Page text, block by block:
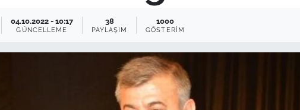
04.10.2022 - 10:17
GÜNCELLEME
38
PAYLAŞIM
1000
GÖSTERIM